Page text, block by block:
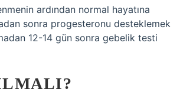
ardından normal hayatına
sonra progesteronu desteklemek
12-14 gün sonra gebelik testi